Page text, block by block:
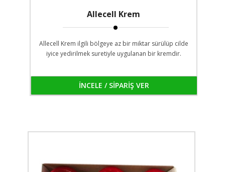
Allecell Krem
Allecell Krem ilgili bölgeye az bir miktar sürülüp cilde
iyice yedirilmek suretiyle uygulanan bir kremdir.
İNCELE / SİPARİŞ VER